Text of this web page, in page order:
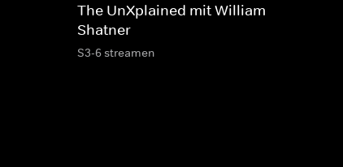
The UnXplained mit William
Shatner
S3-6 streamen